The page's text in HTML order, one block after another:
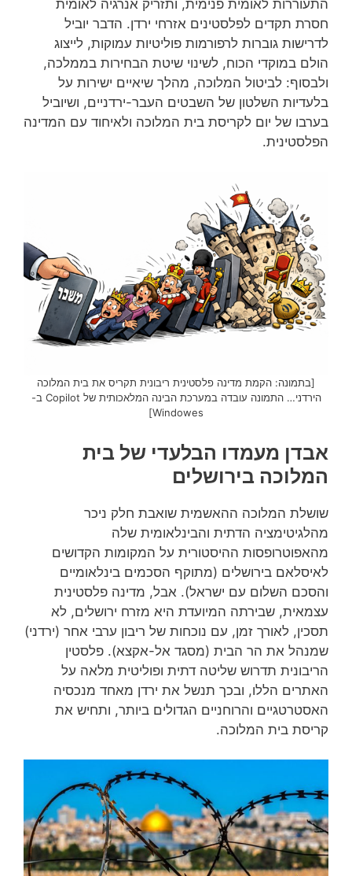
התעוררות לאומית פנימית, ותזריק אנרגיה לאומית
חסרת תקדים לפלסטינים אזרחי ירדן. הדבר יוביל
לדרישות גוברות לרפורמות פוליטיות עמוקות, לייצוג
הולם במוקדי הכוח, לשינוי שיטת הבחירות בממלכה,
ולבסוף: לביטול המלוכה, מהלך שיאיים ישירות על
בלעדיות השלטון של השבטים העבר-ירדניים, ושיוביל
בערבו של יום לקריסת בית המלוכה ולאיחוד עם המדינה
הפלסטינית.
[בתמונה: הקמת מדינה פלסטינית ריבונית תקריס את בית המלוכה
הירדני… התמונה עובדה במערכת הבינה המלאכותית של Copilot ב-
Windowes]
אבדן מעמדו הבלעדי של בית
המלוכה בירושלים
שושלת המלוכה ההאשמית שואבת חלק ניכר
מהלגיטימציה הדתית והבינלאומית שלה
מהאפוטרופסות ההיסטורית על המקומות הקדושים
לאיסלאם בירושלים (מתוקף הסכמים בינלאומיים
והסכם השלום עם ישראל). אבל, מדינה פלסטינית
עצמאית, שבירתה המיועדת היא מזרח ירושלים, לא
תסכין, לאורך זמן, עם נוכחות של ריבון ערבי אחר (ירדני)
שמנהל את הר הבית (מסגד אל-אקצא). פלסטין
הריבונית תדרוש שליטה דתית ופוליטית מלאה על
האתרים הללו, ובכך תנשל את ירדן מאחד מנכסיה
האסטרטגיים והרוחניים הגדולים ביותר, ותחיש את
קריסת בית המלוכה.